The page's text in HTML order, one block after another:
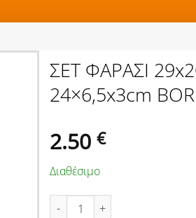
ΣΕΤ ΦΑΡΑΣΙ
24×6,5x3cm
2.50 €
Διαθέσιμο
ΣΕΤ ΦΑΡΑΣΙ 29x20x5,5cm ΚΑΙ